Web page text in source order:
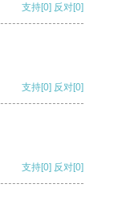
支持[0] 反对[0]
支持[0] 反对[0]
支持[0] 反对[0]